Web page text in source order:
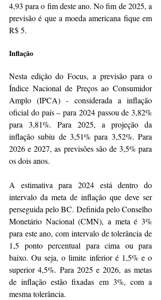
4,93 para o fim deste ano. No fim de 2025, a
previsão é que a moeda americana fique em
R$ 5.
Inflação
Nesta edição do Focus, a previsão para o
Índice Nacional de Preços ao Consumidor
Amplo (IPCA) - considerada a inflação
oficial do país – para 2024 passou de 3,82%
para 3,81%. Para 2025, a projeção da
inflação subiu de 3,51% para 3,52%. Para
2026 e 2027, as previsões são de 3,5% para
os dois anos.
A estimativa para 2024 está dentro do
intervalo da meta de inflação que deve ser
perseguida pelo BC. Definida pelo Conselho
Monetário Nacional (CMN), a meta é 3%
para este ano, com intervalo de tolerância de
1,5 ponto percentual para cima ou para
baixo. Ou seja, o limite inferior é 1,5% e o
superior 4,5%. Para 2025 e 2026, as metas
de inflação estão fixadas em 3%, com a
mesma tolerância.